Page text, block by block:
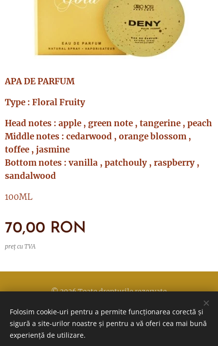
APA DE PARFUM
Type : Floral Fruity
Head notes : apple , green note , tangerine , peach
Middle notes : cedarwood , orange blossom ,
toffee , jasmine
Bottom notes : vanilla , patchouly , raspberry ,
sandalwood
100ML
70,00 RON
preț cu TVA
© 2026 Toate drepturile rezervate
Politica de confidentialitate Cookie-uri
Folosim cookie-uri pentru a permite funcționarea corectă și
sigură a site-urilor noastre și pentru a vă oferi cea mai bună
experiență de utilizare.